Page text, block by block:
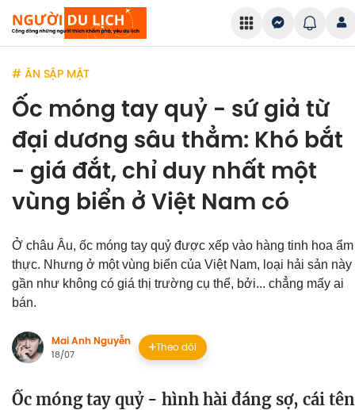
# ĂN SẬP MẶT
Ốc móng tay quỷ - sứ giả từ
đại dương sâu thẳm: Khó bắt
- giá đắt, chỉ duy nhất một
vùng biển ở Việt Nam có
Ở châu Âu, ốc móng tay quỷ được xếp vào hàng tinh hoa ẩm
thực. Nhưng ở một vùng biển của Việt Nam, loại hải sản này
gần như không có giá thị trường cụ thể, bởi... chẳng mấy ai
bán.
Mai Anh Nguyễn
18/07
Theo dõi
Ốc móng tay quỷ - hình hài đáng sợ, cái tên